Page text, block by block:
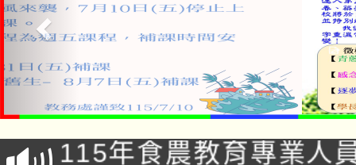
淨零綠生活教案入校路
會
115年食農教育專業人